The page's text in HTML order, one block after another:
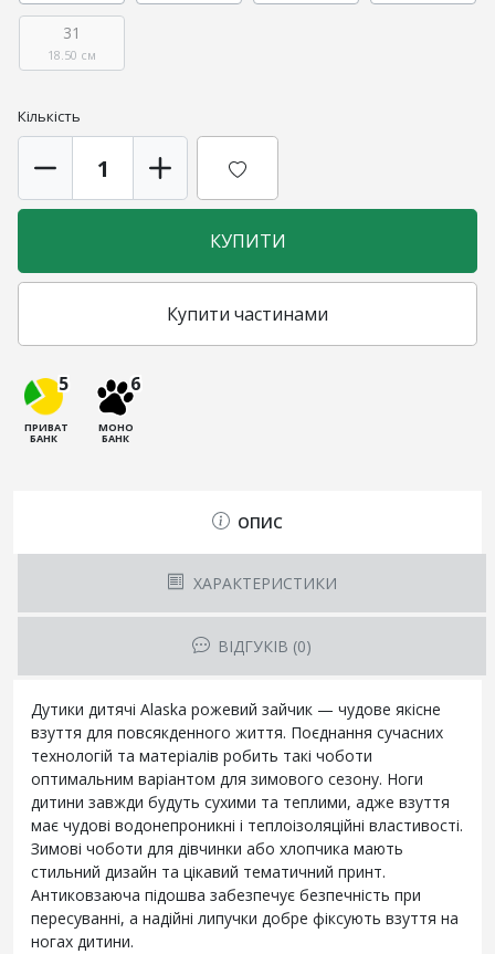
31
18.50 см
Кількість
КУПИТИ
Купити частинами
5
ПРИВАТ
БАНК
6
МОНО
БАНК
ОПИС
ХАРАКТЕРИСТИКИ
ВІДГУКІВ (0)
Дутики дитячі Alaska рожевий зайчик — чудове якісне
взуття для повсякденного життя. Поєднання сучасних
технологій та матеріалів робить такі чоботи
оптимальним варіантом для зимового сезону. Ноги
дитини завжди будуть сухими та теплими, адже взуття
має чудові водонепроникні і теплоізоляційні властивості.
Зимові чоботи для дівчинки або хлопчика мають
стильний дизайн та цікавий тематичний принт.
Антиковзаюча підошва забезпечує безпечність при
пересуванні, а надійні липучки добре фіксують взуття на
ногах дитини.